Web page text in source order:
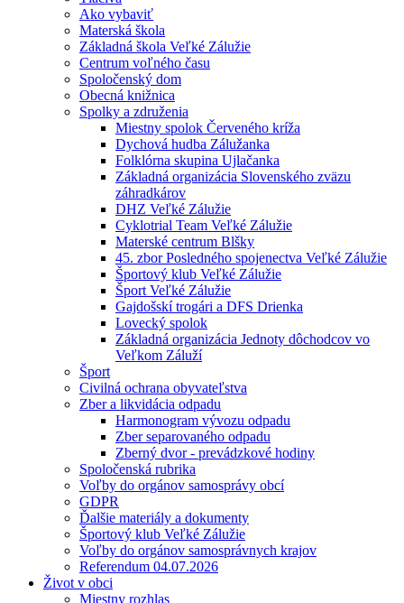
Ako vybaviť
Materská škola
Základná škola Veľké Zálužie
Centrum voľného času
Spoločenský dom
Obecná knižnica
Spolky a združenia
Miestny spolok Červeného kríža
Dychová hudba Zálužanka
Folklórna skupina Ujlačanka
Základná organizácia Slovenského zväzu
záhradkárov
DHZ Veľké Zálužie
Cyklotrial Team Veľké Zálužie
Materské centrum Blšky
45. zbor Posledného spojenectva Veľké Zálužie
Športový klub Veľké Zálužie
Šport Veľké Zálužie
Gajdošskí trogári a DFS Drienka
Lovecký spolok
Základná organizácia Jednoty dôchodcov vo
Veľkom Záluží
Šport
Civilná ochrana obyvateľstva
Zber a likvidácia odpadu
Harmonogram vývozu odpadu
Zber separovaného odpadu
Zberný dvor - prevádzkové hodiny
Spoločenská rubrika
Voľby do orgánov samosprávy obcí
GDPR
Ďalšie materiály a dokumenty
Športový klub Veľké Zálužie
Voľby do orgánov samosprávnych krajov
Referendum 04.07.2026
Život v obci
Miestny rozhlas